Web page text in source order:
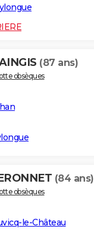
(87 ans)
obsèques
(84 ans)
obsèques
le-Château